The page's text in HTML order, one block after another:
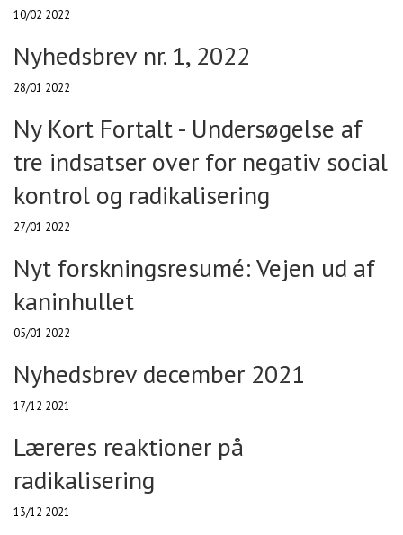
10/02 2022
Nyhedsbrev nr. 1, 2022
28/01 2022
Ny Kort Fortalt - Undersøgelse af
tre indsatser over for negativ social
kontrol og radikalisering
27/01 2022
Nyt forskningsresumé: Vejen ud af
kaninhullet
05/01 2022
Nyhedsbrev december 2021
17/12 2021
Læreres reaktioner på
radikalisering
13/12 2021